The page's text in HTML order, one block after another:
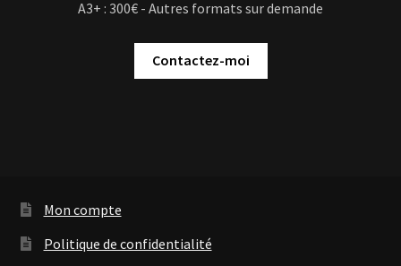
Contactez-moi
Mon compte
Politique de confidentialité